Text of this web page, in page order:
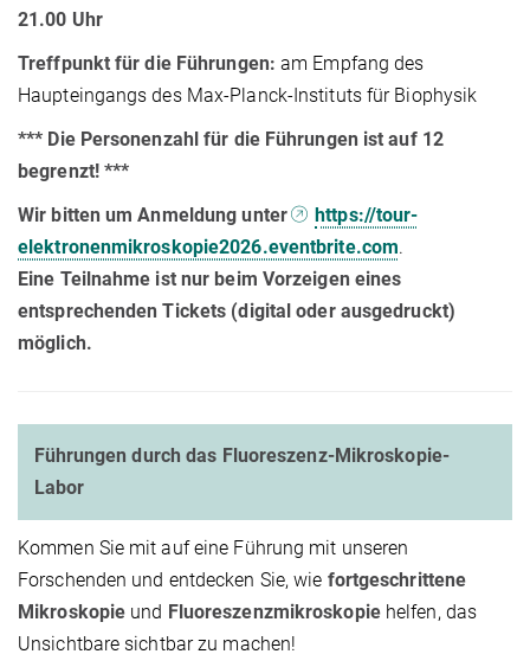
21.00 Uhr
Treffpunkt für die Führungen: am Empfang des
Haupteingangs des Max-Planck-Instituts für Biophysik
*** Die Personenzahl für die Führungen ist auf 12
begrenzt! ***
Wir bitten um Anmeldung unter
https://tour-
elektronenmikroskopie2026.eventbrite.com.
Eine Teilnahme ist nur beim Vorzeigen eines
entsprechenden Tickets (digital oder ausgedruckt)
möglich.
Führungen durch das Fluoreszenz-Mikroskopie-
Labor
Kommen Sie mit auf eine Führung mit unseren
Forschenden und entdecken Sie, wie fortgeschrittene
Mikroskopie und Fluoreszenzmikroskopiehelfen, das
Unsichtbare sichtbar zu machen!